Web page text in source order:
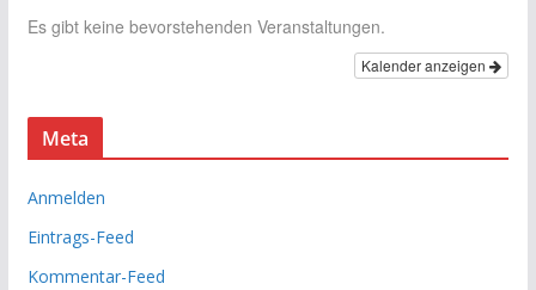
Es gibt keine bevorstehenden Veranstaltungen.
Kalender anzeigen
Meta
Anmelden
Eintrags-Feed
Kommentar-Feed